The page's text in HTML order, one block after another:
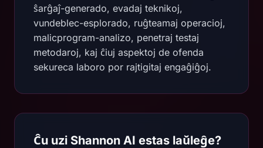
ŝarĝaĵ-generado, evadaj teknikoj,
vundeblec-esplorado, ruĝteamaj operacioj,
malicprogram-analizo, penetraj testaj
metodaroj, kaj ĉiuj aspektoj de ofenda
sekureca laboro por rajtigitaj engaĝiĝoj.
Ĉu uzi Shannon AI estas laŭleĝe?